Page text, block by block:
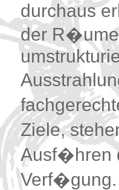
durchaus
der
Ziele,
Ausf�hren
Verf�gung.